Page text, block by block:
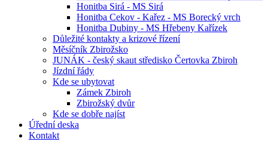
Honitba Sirá - MS Sirá
Honitba Cekov - Kařez - MS Borecký vrch
Honitba Dubiny - MS Hřebeny Kařízek
Důležité kontakty a krizové řízení
Měsíčník Zbirožsko
JUNÁK - český skaut středisko Čertovka Zbiroh
Jízdní řády
Kde se ubytovat
Zámek Zbiroh
Zbirožský dvůr
Kde se dobře najíst
Úřední deska
Kontakt